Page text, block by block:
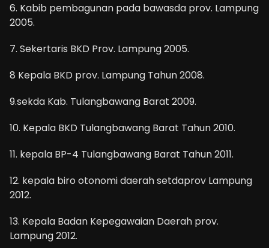
6. Kabib pembagunan pada bawasda prov. Lampung
2005.
7. Sekertaris BKD Prov. Lampung 2005.
8 Kepala BKD prov. Lampung Tahun 2008.
9.sekda Kab. Tulangbawang Barat 2009.
10. Kepala BKD Tulangbawang Barat Tahun 2010.
11. kepala BP-4 Tulangbawang Barat Tahun 2011.
12. kepala biro otonomi daerah setdaprov Lampung
2012.
13. Kepala Badan Kepegawaian Daerah prov.
Lampung 2012.